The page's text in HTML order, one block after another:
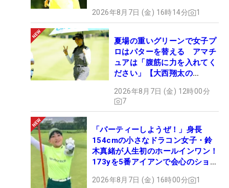
2026年8月7日 (金) 16時14分 1
夏場の重いグリーンで女子プ
ロはパターを替える アマチ
ュアは「腹筋に力を入れてく
ださい」【大西翔太の
2026年8月7日 (金) 12時00分
7
「パーティーしようぜ！」身長
154cmの小さなドラコン女子・鈴
木真緒が人生初のホールインワン！
173yを5番アイアンで会心のショッ
2026年8月7日 (金) 16時00分 1